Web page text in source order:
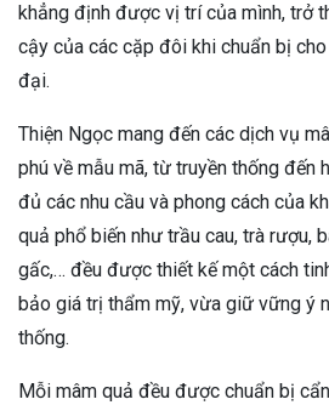
khẳng định được vị trí của mình, trở
cậy của các cặp đôi khi chuẩn bị
đại.
Thiện Ngọc mang đến các dịch vụ
phú về mẫu mã, từ truyền thống đến
đủ các nhu cầu và phong cách của
quả phổ biến như trầu cau, trà rượu,
gấc,… đều được thiết kế một cách
bảo giá trị thẩm mỹ, vừa giữ vững ý
thống.
Mỗi mâm quả đều được chuẩn bị